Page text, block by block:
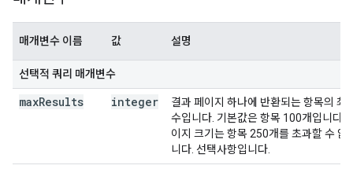
매개변수 이름 값 설명
선택적 쿼리 매개변수
maxResults integer
결과 페이지 하나에 반환되는 항목의 최
수입니다. 기본값은 항목 100개입니다.
이지 크기는 항목 250개를 초과할 수 없
니다. 선택사항입니다.